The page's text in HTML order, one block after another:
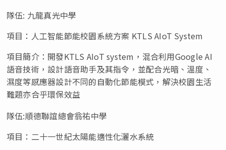
隊伍: 九龍真光中學
項目：人工智能節能校園系統方案 KTLS AIoT System
項目簡介：開發KTLS AIoT system，混合利用Google AI
語音技術，設計語音助手及其指令，並配合光暗、溫度、
濕度等感應器設計不同的自動化節能模式，解決校園生活
難題亦合乎環保效益
隊伍:順德聯誼總會翁祐中學
項目：二十一世紀太陽能適性化灑水系統